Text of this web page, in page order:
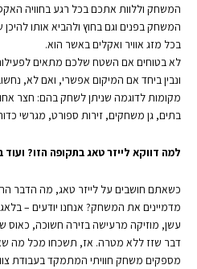
המשחק וללוות אתכם בכל רגע בחוויה
המשחק בפנים וגם בחוץ ולהביא אותו להיכן
בכל מזג אוויר ואקלים באשר הוא.
לא בטוחים אם השטח שלכם מתאים
ונבין ביחד אם המיקום אפשרי, ואם לא,
מקומות לדוגמה שניתן לשחק בהם: חצר
בתים, גן משחקים, זירות ספורט, מגרשי
למה דווקא לייזר טאג בתקופה הזו? ועוד
כשאתם חושבים על לייזר טאג, מה הדבר
מדמיינים את המשחק? אנחנו יודעים –
עשן, מוזיקה מרעישה בזירה חשוכה, כאוס
דבר שזז ללא מטרה. אז, תשכחו מכל מה
מספקים משחק חוויתי המתמקד בעבודת